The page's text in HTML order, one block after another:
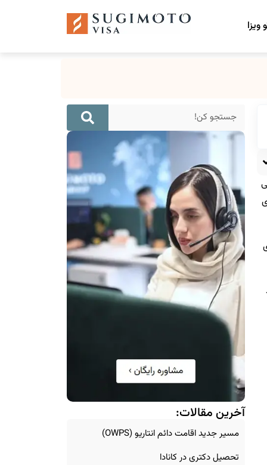
ویزا
آخرین مقالات:
مسیر جدید اقامت دائم انتاریو (OWPS)
تحصیل دکتری در کانادا